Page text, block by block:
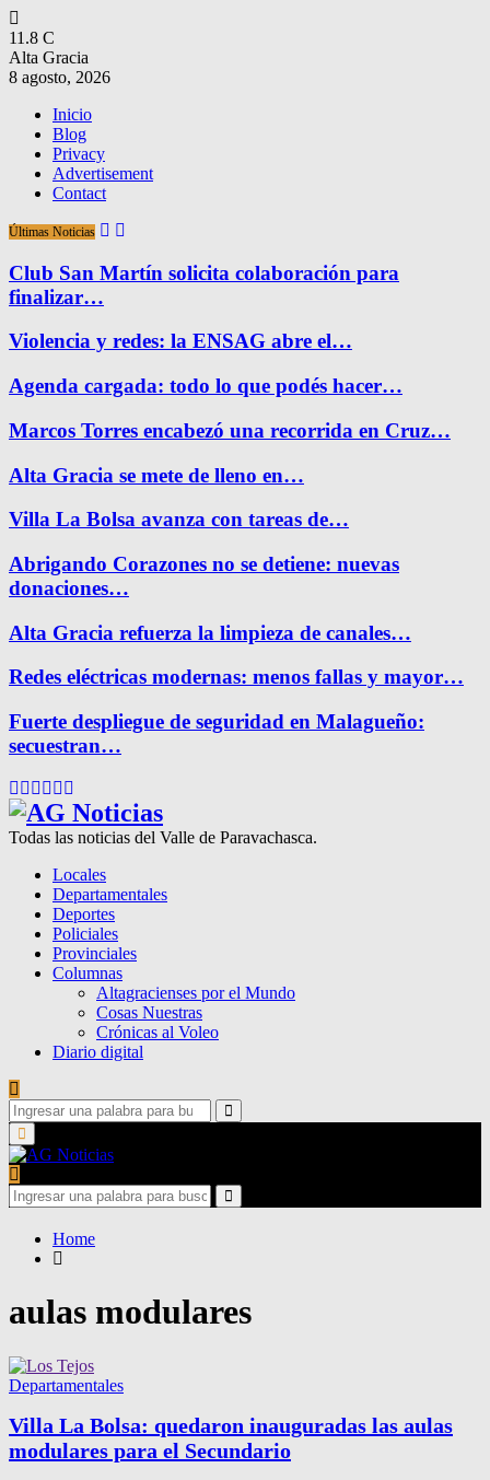
11.8 C
Alta Gracia
8 agosto, 2026
Inicio
Blog
Privacy
Advertisement
Contact
Últimas Noticias
Club San Martín solicita colaboración para
finalizar…
Violencia y redes: la ENSAG abre el…
Agenda cargada: todo lo que podés hacer…
Marcos Torres encabezó una recorrida en Cruz…
Alta Gracia se mete de lleno en…
Villa La Bolsa avanza con tareas de…
Abrigando Corazones no se detiene: nuevas
donaciones…
Alta Gracia refuerza la limpieza de canales…
Redes eléctricas modernas: menos fallas y mayor…
Fuerte despliegue de seguridad en Malagueño:
secuestran…
Facebook
Twitter
Instagram
Pinterest
Google
Todas las noticias del Valle de Paravachasca.
Locales
Departamentales
Deportes
Policiales
Provinciales
Columnas
Altagracienses por el Mundo
Cosas Nuestras
Crónicas al Voleo
Diario digital
Search
for:
Search
Primary
Menu
Search
for:
Search
Home
aulas modulares
Departamentales
Villa La Bolsa: quedaron inauguradas las aulas
modulares para el Secundario